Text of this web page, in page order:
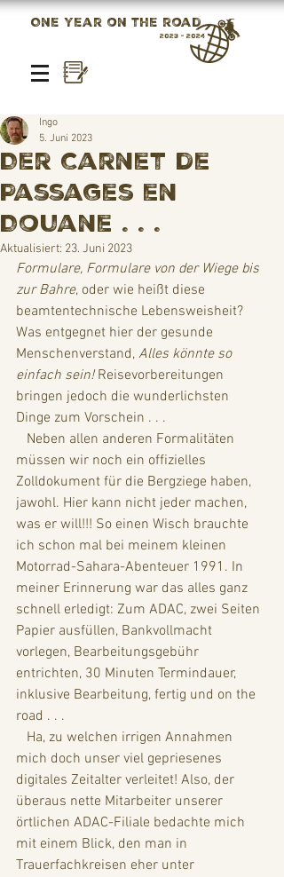
One year on the road
2023 - 2024
Der Carnet de
Passages en
Douane . . .
Ingo
5. Juni 2023
Aktualisiert: 23. Juni 2023
Formulare, Formulare von der Wiege bis
zur Bahre, oder wie heißt diese
beamtentechnische Lebensweisheit?
Was entgegnet hier der gesunde
Menschenverstand, Alles könnte so
einfach sein! Reisevorbereitungen
bringen jedoch die wunderlichsten
Dinge zum Vorschein . . .
müssen wir noch ein offizielles
Zolldokument für die Bergziege haben,
jawohl. Hier kann nicht jeder machen,
was er will!!! So einen Wisch brauchte
ich schon mal bei meinem kleinen
Motorrad-Sahara-Abenteuer 1991. In
meiner Erinnerung war das alles ganz
schnell erledigt: Zum ADAC, zwei Seiten
Papier ausfüllen, Bankvollmacht
vorlegen, Bearbeitungsgebühr
entrichten, 30 Minuten Termindauer,
inklusive Bearbeitung, fertig und on the
road . . .
mich doch unser viel gepriesenes
digitales Zeitalter verleitet! Also, der
überaus nette Mitarbeiter unserer
örtlichen ADAC-Filiale bedachte mich
mit einem Blick, den man in
Trauerfachkreisen eher unter